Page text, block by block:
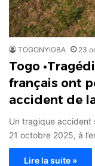
TOGONYIGBA 23
Togo
français ont
accident de
Un tragique accident
21 octobre 2025, à
Lire la suite »